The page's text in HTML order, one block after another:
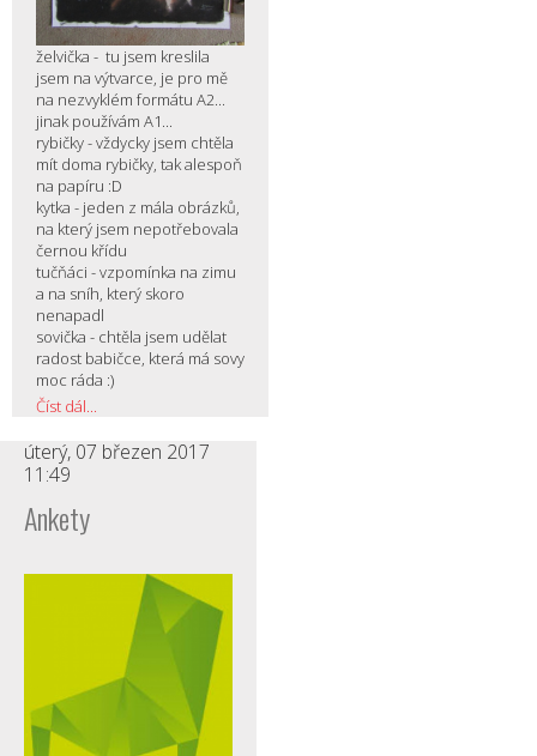
želvička - tu jsem kreslila
jsem na výtvarce, je pro mě
na nezvyklém formátu A2...
jinak používám A1...
rybičky - vždycky jsem chtěla
mít doma rybičky, tak alespoň
na papíru :D
kytka - jeden z mála obrázků,
na který jsem nepotřebovala
černou křídu
tučňáci - vzpomínka na zimu
a na sníh, který skoro
nenapadl
sovička - chtěla jsem udělat
radost babičce, která má sovy
moc ráda :)
Číst dál...
úterý, 07 březen 2017
11:49
Ankety